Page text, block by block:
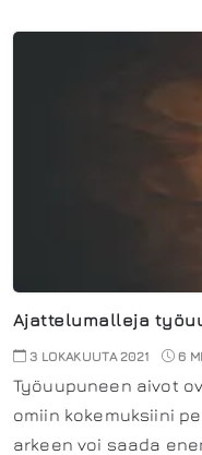
Ajattelumalleja
3 LOKAKUUTA 2021 6
Työuupuneen aivot
omiin kokemuksiini
arkeen voi saada